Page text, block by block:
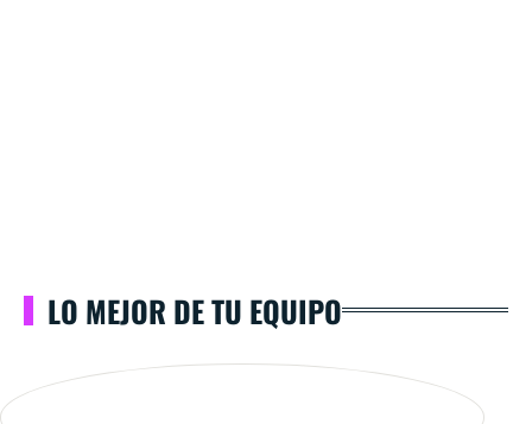
LO MEJOR DE TU EQUIPO